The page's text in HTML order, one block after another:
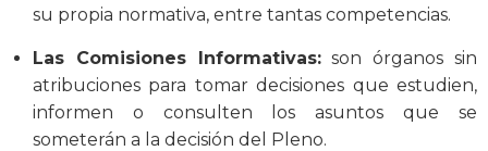
su propia normativa, entre tantas competencias.
Las Comisiones Informativas:son órganos sin
atribuciones para tomar decisiones que estudien,
informen o consulten los asuntos que se
someterán a la decisión del Pleno.